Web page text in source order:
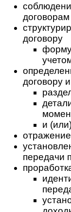
договору
договору
и
передачи